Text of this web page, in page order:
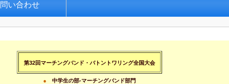
問い合わせ
第32回マーチングバンド・バトントワリング全国大会
● 中学生の部-マーチングバンド部門